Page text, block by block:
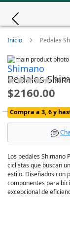
Saltar
Contenido
Inicio Pedales
Skip
to
the
end
of
images
gallery
Skip
to
the
beginning
the
images
Shimano
Pedales
Calificación:
% of100
(0)
$2160.00
Compra a 3, 6 y
Los pedales Shimano
ciclistas que buscan
estilo. Diseñados con
componentes para
excepcional de
Giro
Iscali
Magene
MET